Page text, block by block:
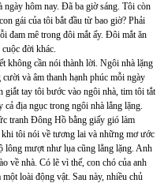
hôm nay. Đã ba giờ sáng. Tôi còn
gái của tôi bắt đầu từ bao giờ? Phải
đam mê trong đôi mắt ấy. Đôi mắt ăn
đời khác.
không cần nói thành lời. Ngôi nhà lặng
và âm thanh hạnh phúc mỗi ngày
giắt tay tôi bước vào ngôi nhà, tim tôi tắt
địa ngục trong ngôi nhà lẳng lặng.
tranh Đông Hồ bằng giấy gió làm
tôi nói về tương lai và những mơ ước
lông mượt như lụa cũng lẳng lặng. Anh
về nhà. Có lẽ vì thế, con chó của anh
loài động vật. Sau này, nhiều chủ